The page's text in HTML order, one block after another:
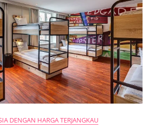
DENGAN HARGA TERJANGKAU